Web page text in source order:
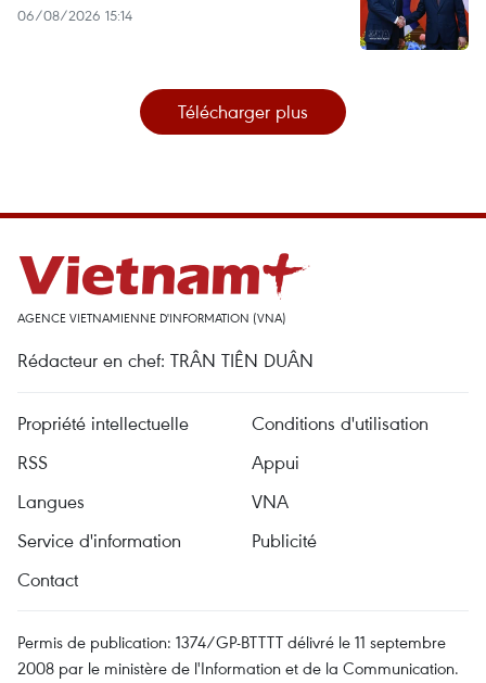
06/08/2026 15:14
Télécharger plus
AGENCE VIETNAMIENNE D'INFORMATION (VNA)
Rédacteur en chef: TRÂN TIÊN DUÂN
Propriété intellectuelle
Conditions d'utilisation
RSS
Appui
Langues
VNA
Service d'information
Publicité
Contact
Permis de publication: 1374/GP-BTTTT délivré le 11 septembre
2008 par le ministère de l'Information et de la Communication.